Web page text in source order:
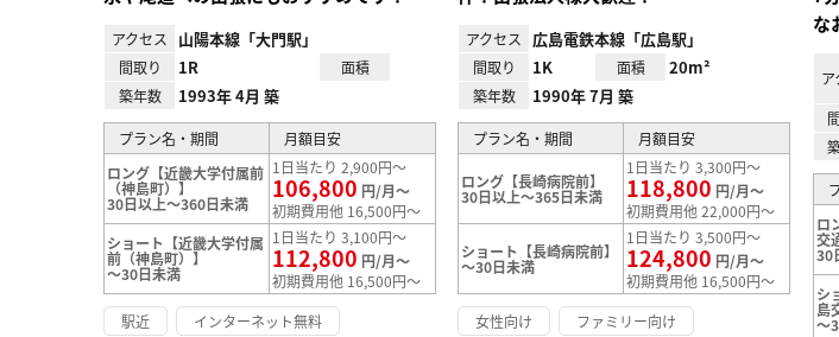
アクセス 山陽本線「大門駅」
間取り 1R
面積
築年数
1993年 4月 築
プラン名・期間
月額目安
ロング【近畿大学付属前
（神島町）】
30日以上～360日未満
1日当たり 2,900円～
106,800 円/月～
初期費用他 16,500円～
ショート【近畿大学付属
前（神島町）】
～30日未満
1日当たり 3,100円～
112,800 円/月～
初期費用他 16,500円～
駅近
インターネット無料
アクセス 広島電鉄本線「広島駅」
間取り 1K 面積 20m²
築年数 1990年 7月 築
プラン名・期間 月額目安
ロング【長崎病院前】
30日以上～365日未満
1日当たり 3,300円～
118,800 円/月～
初期費用他 22,000円～
ショート【長崎病院前】
～30日未満
1日当たり 3,500円～
124,800 円/月～
初期費用他 16,500円～
女性向け
ファミリー向け
な
ア
ロ
交
30
シ
島
～